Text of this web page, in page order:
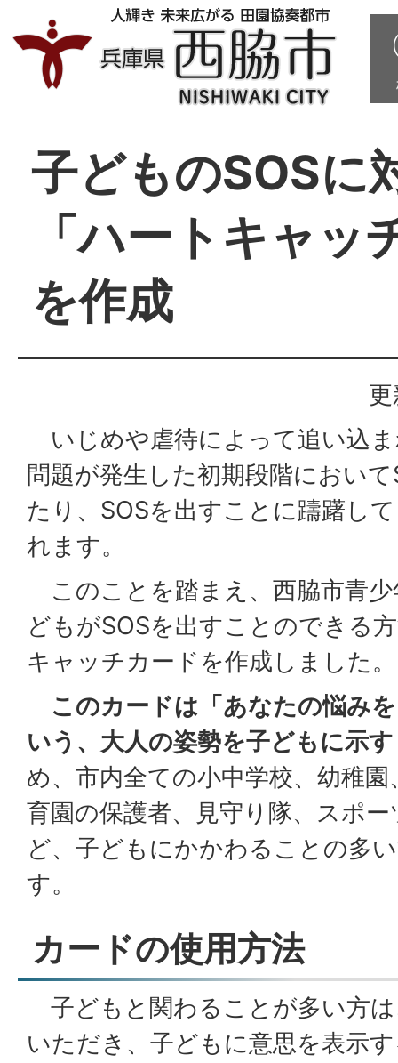
子どものSOSに
「ハートキャッ
を作成
いじめや虐待によって追い込
問題が発生した初期段階におい
たり、SOSを出すことに躊躇し
れます。
このことを踏まえ、西脇市青
どもがSOSを出すことのできる
キャッチカードを作成しました。
このカードは「あなたの悩み
いう、大人の姿勢を子どもに示
め、市内全ての小中学校、幼稚
育園の保護者、見守り隊、スポ
ど、子どもにかかわることの多
す。
カードの使用方法
子どもと関わることが多い方
いただき、子どもに意思を表示